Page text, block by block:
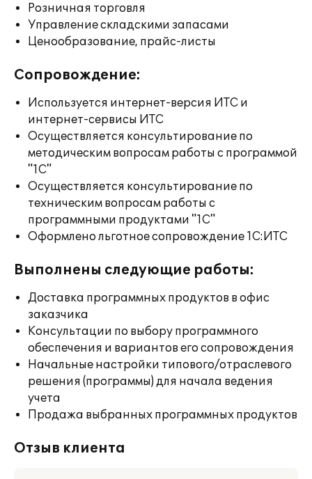
Розничная торговля
Управление складскими запасами
Ценообразование, прайс-листы
Сопровождение:
Используется интернет-версия ИТС и
интернет-сервисы ИТС
Осуществляется консультирование по
методическим вопросам работы с программой
"1С"
Осуществляется консультирование по
техническим вопросам работы с
программными продуктами "1С"
Оформлено льготное сопровождение 1С:ИТС
Выполнены следующие работы:
Доставка программных продуктов в офис
заказчика
Консультации по выбору программного
обеспечения и вариантов его сопровождения
Начальные настройки типового/отраслевого
решения (программы) для начала ведения
учета
Продажа выбранных программных продуктов
Отзыв клиента